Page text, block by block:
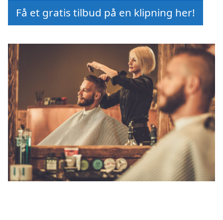
Få et gratis tilbud på en klipning her!